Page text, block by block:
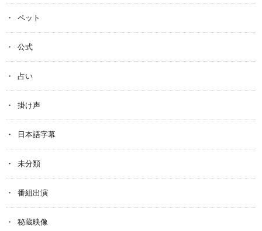
ペット
公式
占い
掛け声
日本語字幕
未分類
番組出演
秘蔵映像